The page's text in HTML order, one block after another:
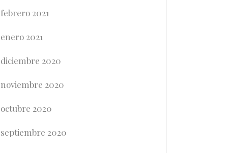
febrero 2021
enero 2021
diciembre 2020
noviembre 2020
octubre 2020
septiembre 2020